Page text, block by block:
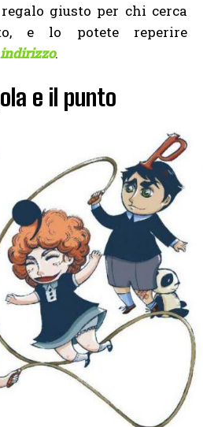
giusto per chi cerca
e lo potete reperire
indirizzo.
e il punto